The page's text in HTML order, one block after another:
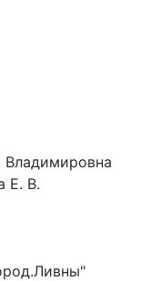
Владимировна
Е. В.